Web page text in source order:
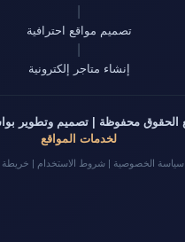
تصميم مواقع احترافية
إنشاء متاجر إلكترونية
لخدمات المواقع
سياسة الخصوصية | شروط الاستخدام | خريطة